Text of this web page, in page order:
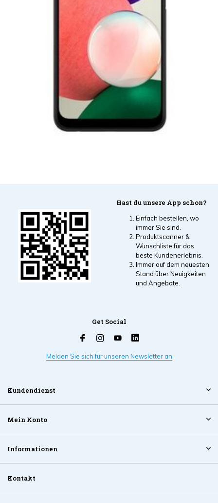
Hast du unsere App schon?
Einfach bestellen, wo
immer Sie sind.
Produktscanner &
Wunschliste für das
beste Kundenerlebnis.
Immer auf dem neuesten
Stand über Neuigkeiten
und Angebote.
Get Social
Melden Sie sich für unseren Newsletter an
Kundendienst
Mein Konto
Informationen
Kontakt